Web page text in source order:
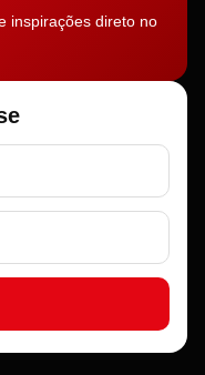
inspirações direto no